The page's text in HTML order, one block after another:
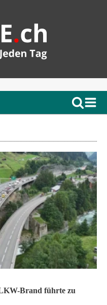
Brand führte zu